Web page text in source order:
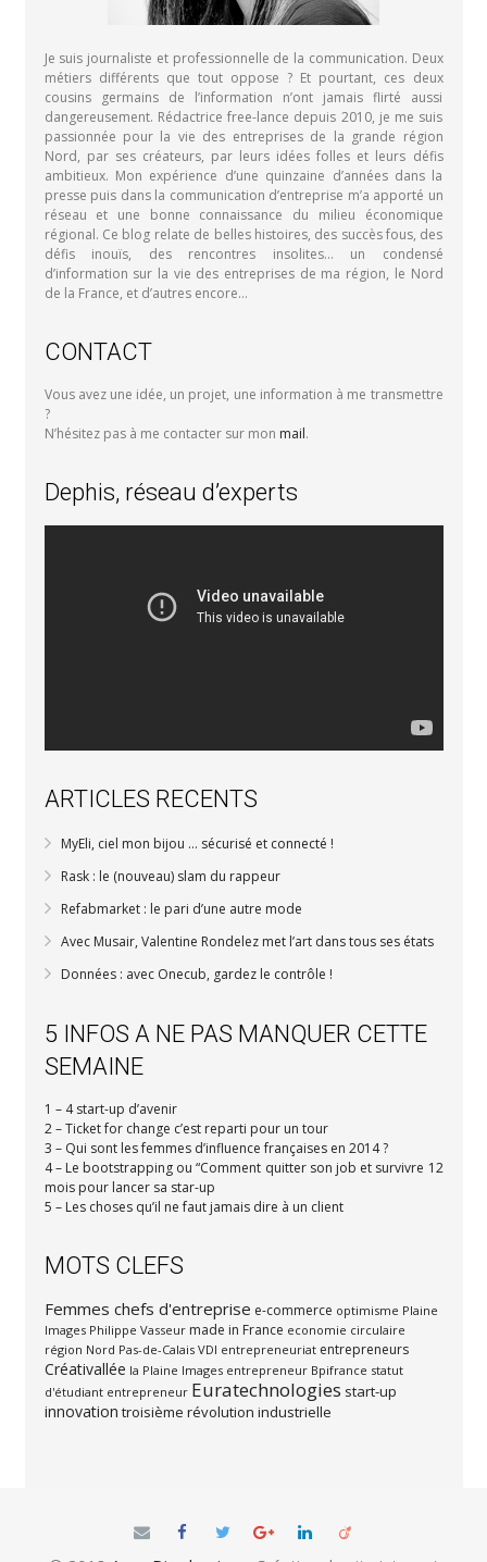
Je suis journaliste et professionnelle de la communication. Deux
métiers différents que tout oppose ? Et pourtant, ces deux
cousins germains de l’information n’ont jamais flirté aussi
dangereusement. Rédactrice free-lance depuis 2010, je me suis
passionnée pour la vie des entreprises de la grande région
Nord, par ses créateurs, par leurs idées folles et leurs défis
ambitieux. Mon expérience d’une quinzaine d’années dans la
presse puis dans la communication d’entreprise m’a apporté un
réseau et une bonne connaissance du milieu économique
régional. Ce blog relate de belles histoires, des succès fous, des
défis inouïs, des rencontres insolites… un condensé
d’information sur la vie des entreprises de ma région, le Nord
de la France, et d’autres encore…
CONTACT
Vous avez une idée, un projet, une information à me transmettre
?
N’hésitez pas à me contacter sur mon mail.
Dephis, réseau d’experts
ARTICLES RECENTS
MyEli, ciel mon bijou … sécurisé et connecté !
Rask : le (nouveau) slam du rappeur
Refabmarket : le pari d’une autre mode
Avec Musair, Valentine Rondelez met l’art dans tous ses états
Données : avec Onecub, gardez le contrôle !
5 INFOS A NE PAS MANQUER CETTE
SEMAINE
1 – 4 start-up d’avenir
2 – Ticket for change c’est reparti pour un tour
3 – Qui sont les femmes d’influence françaises en 2014 ?
4 – Le bootstrapping ou “Comment quitter son job et survivre 12
mois pour lancer sa star-up
5 – Les choses qu’il ne faut jamais dire à un client
MOTS CLEFS
Femmes chefs d'entreprise e-commerce optimisme Plaine
Images Philippe Vasseur made in France economie circulaire
région Nord Pas-de-Calais VDI entrepreneuriat entrepreneurs
Créativallée la Plaine Images entrepreneur Bpifrance statut
d'étudiant entrepreneur Euratechnologies start-up
innovation troisième révolution industrielle